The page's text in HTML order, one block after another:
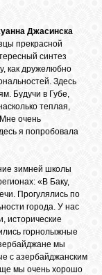
Джасинска
прекрасной
синтез
как дружелюбно
Здесь
Будучи в Губе,
теплая,
очень
я попробовала
зимней школы
«В Баку,
Прогулялись по
города. У нас
исторические
горнолыжные
мы
с азербайджанским
мы очень хорошо